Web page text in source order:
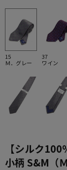
15
Ｍ．グレー
37
ワイン
【シルク
小柄 S&M（